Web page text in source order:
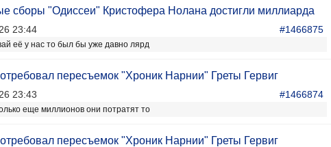
сборы "Одиссеи" Кристофера Нолана достигли миллиарда
23:44 #1466875
её у нас то был бы уже давно лярд
пересъемок "Хроник Нарнии" Греты Гервиг
23:43 #1466874
еще миллионов они потратят то
пересъемок "Хроник Нарнии" Греты Гервиг